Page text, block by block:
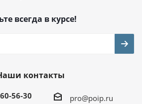
всегда в курсе!
контакты
56-30 pro@poip.ru